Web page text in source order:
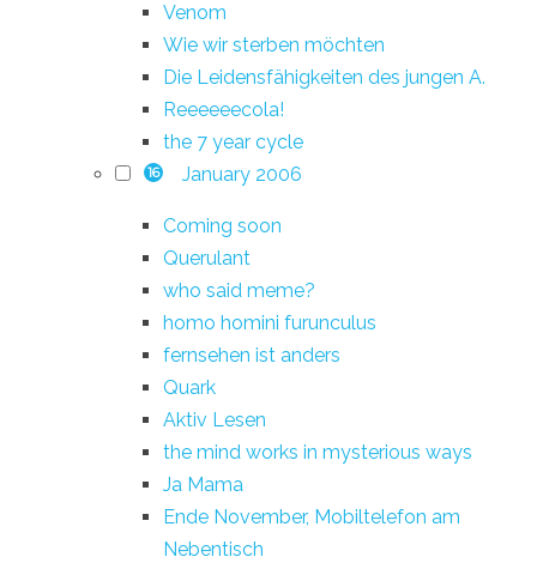
Venom
Wie wir sterben möchten
Die Leidensfähigkeiten des jungen A.
Reeeeeecola!
the 7 year cycle
16 January 2006
Coming soon
Querulant
who said meme?
homo homini furunculus
fernsehen ist anders
Quark
Aktiv Lesen
the mind works in mysterious ways
Ja Mama
Ende November, Mobiltelefon am
Nebentisch